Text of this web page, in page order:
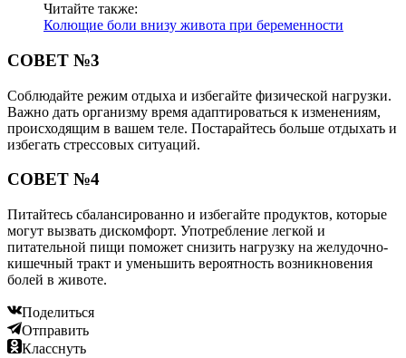
Читайте также:
Колющие боли внизу живота при беременности
СОВЕТ №3
Соблюдайте режим отдыха и избегайте физической нагрузки.
Важно дать организму время адаптироваться к изменениям,
происходящим в вашем теле. Постарайтесь больше отдыхать и
избегать стрессовых ситуаций.
СОВЕТ №4
Питайтесь сбалансированно и избегайте продуктов, которые
могут вызвать дискомфорт. Употребление легкой и
питательной пищи поможет снизить нагрузку на желудочно-
кишечный тракт и уменьшить вероятность возникновения
болей в животе.
Поделиться
Отправить
Класснуть